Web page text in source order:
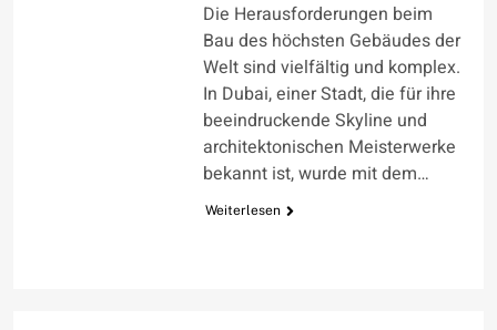
Die Herausforderungen beim
Bau des höchsten Gebäudes der
Welt sind vielfältig und komplex.
In Dubai, einer Stadt, die für ihre
beeindruckende Skyline und
architektonischen Meisterwerke
bekannt ist, wurde mit dem…
Weiterlesen